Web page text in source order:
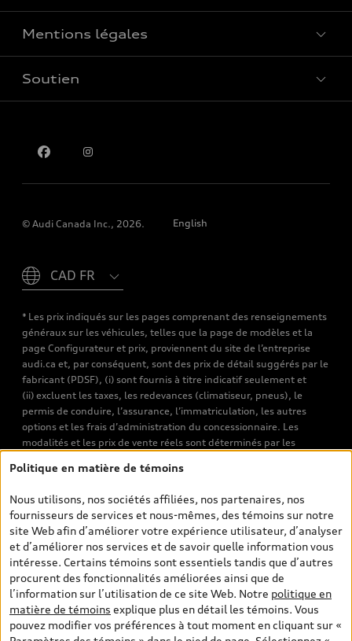
Réserver un essai routier
Mentions légales
Confidentialité
Soutien
© Audi Canada Inc., 2026. English
* Les prix indiqués sur les pages comprenant des renseignements
généraux sur les véhicules, telles que la page de modèles et la
page Configurateur et prix, proviennent du site de l’entreprise
audi.ca et, par conséquent, sont des prix de détail suggérés par le
fabricant (PDSF), (i) sont fournis à titre indicatif seulement et
(ii) excluent les taxes, les redevances (climatiseur, pneus), le
permis de conduire, l’assurance, l’immatriculation, les autres
options et les frais d’administration du concessionnaire. Les
modalités et les prix de vente réels sont déterminés par les
véhicules neufs et d’occasion sont les prix de vente établis par les
de transport et d’inspection de prélivraison, les taxes
environnementales (pour les véhicules neufs) et les frais
d’administration des concessionnaires. Toutefois, les taxes de
vente sont exclues. Veuillez noter que les prix de l’estimateur de
versements sont des PDSF s’il a été consulté au moyen de l’onglet
Configurateur et prix (à titre indicatif). Toutefois, s’il a été
consulté à partir des pages de recherche de véhicules neufs et
d’occasion, les prix indiqués sont des prix de vente (prix de vente
réels). Sur les pages de renseignements généraux sur les
Politique en matière de témoins
Nous utilisons, nos sociétés affiliées, nos partenaires, nos
fournisseurs de services et nous-mêmes, des témoins sur notre
site Web afin d’améliorer votre expérience utilisateur, d’analyser
et d’améliorer nos services et de savoir quelle information vous
intéresse. Certains témoins sont essentiels tandis que d’autres
procurent des fonctionnalités améliorées ainsi que de
l’information sur l’utilisation de ce site Web. Notre politique en
matière de témoins explique plus en détail les témoins. Vous
pouvez modifier vos préférences à tout moment en cliquant sur «